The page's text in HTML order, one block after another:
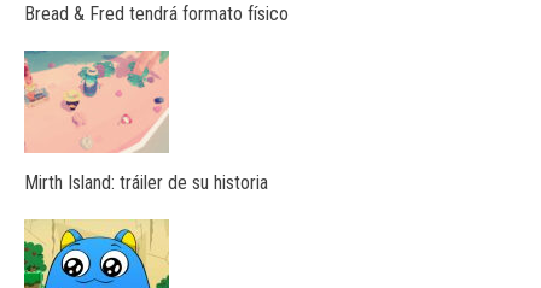
Bread & Fred tendrá formato físico
Mirth Island: tráiler de su historia